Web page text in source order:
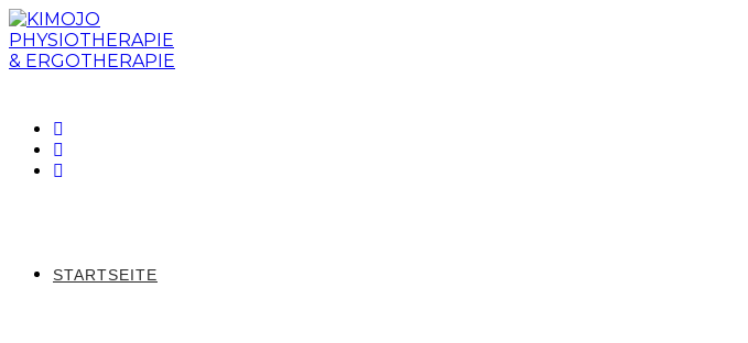
Zum
Inhalt
springen
STARTSEITE